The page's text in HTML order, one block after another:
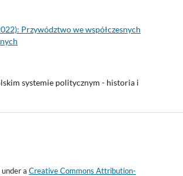
Przywództwo we współczesnych
systemie politycznym - historia i
a Creative Commons Attribution-